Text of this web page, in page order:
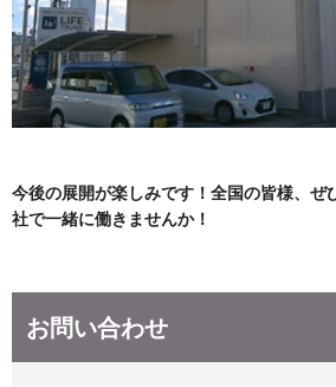
今後の展開が楽しみです！全国の皆様、ぜ
社で一緒に働きませんか！
お問い合わせ